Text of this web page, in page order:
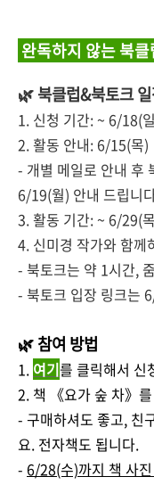
완독하지 않는 북
🌿 북클럽&북토크
1. 신청 기간: ~ 6/18(
2. 활동 안내: 6/15(목)
- 개별 메일로 안내 후
6/19(월) 안내 드립니
3. 활동 기간: ~ 6/29(
4. 신미경 작가와 함
- 북토크는 약 1시간,
- 북토크 입장 링크는
🌿 참여 방법
1. 여기를 클릭해서 신
2. 책 《요가 숲 차》
- 구매하셔도 좋고, 친
요. 전자책도 됩니다.
- 6/28(수)까지 책 사